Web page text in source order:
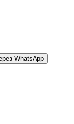
WhatsApp